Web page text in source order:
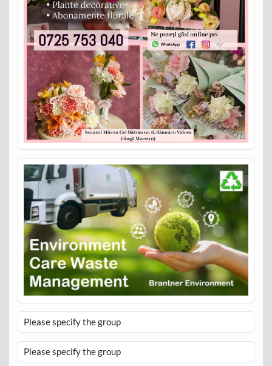
Please specify the group
Please specify the group